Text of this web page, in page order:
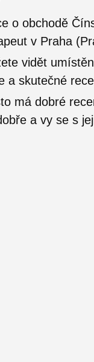
o obchodě
v Praha
vidět
a skutečné
má dobré
a vy se s